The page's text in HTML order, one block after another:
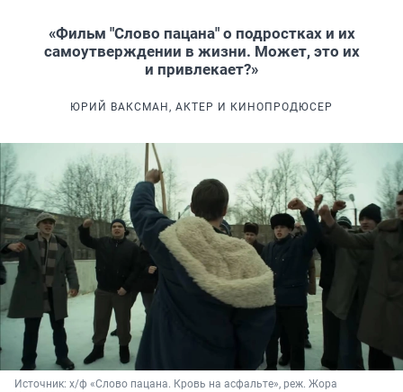
«Фильм "Слово пацана" о подростках и их
самоутверждении в жизни. Может, это их
и привлекает?»
ЮРИЙ ВАКСМАН, АКТЕР И КИНОПРОДЮСЕР
Источник: х/ф «Слово пацана. Кровь на асфальте», реж. Жора